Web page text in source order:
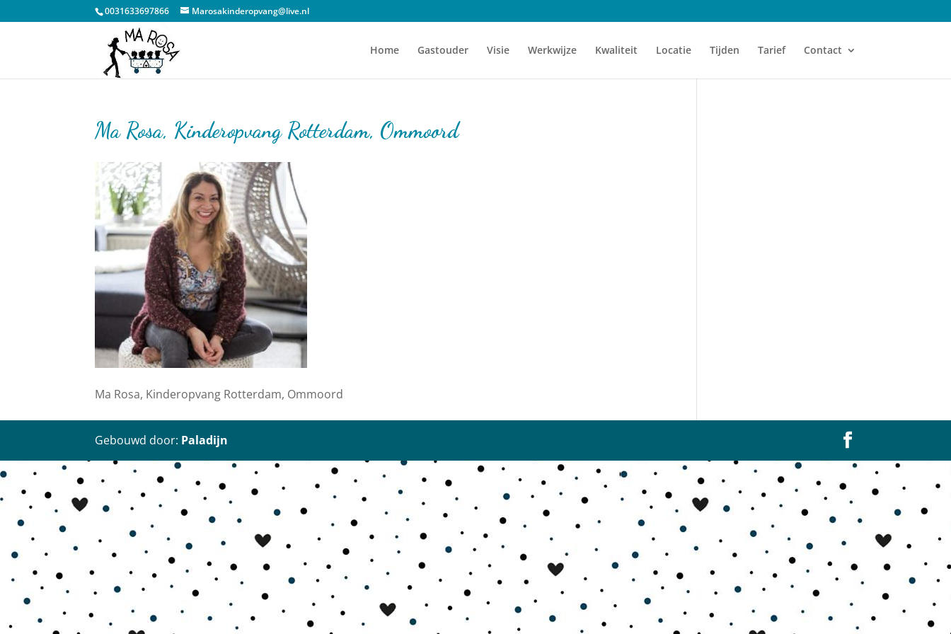
0031633697866 Marosakinderopvang@live.nl
Home Gastouder Visie Werkwijze Kwaliteit Locatie Tijden Tarief Contact
Ma Rosa, Kinderopvang Rotterdam, Ommoord
Ma Rosa, Kinderopvang Rotterdam, Ommoord
Gebouwd door: Paladijn